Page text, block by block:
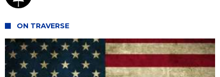
ON TRAVERSE